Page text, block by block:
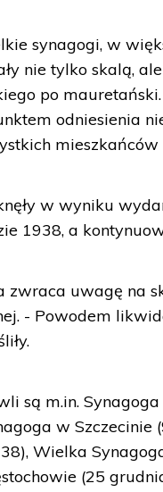
synagogi, w
nie tylko skalą,
po
odniesienia
mieszkańców
w wyniku
1938, a
zwraca uwagę na
- Powodem
są m.in.
w Szczecinie
Wielka
(25